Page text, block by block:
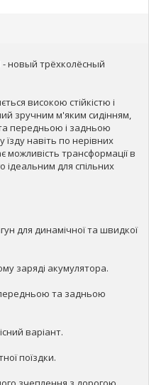
- новый трёхколёсный
високою стійкістю і
зручним м'яким сидінням,
передньою і задньою
навіть по нерівних
можливість трансформації в
ідеальним для спільних
для динамічної та швидкої
заряді акумулятора.
та задньою
варіант.
поїздки.